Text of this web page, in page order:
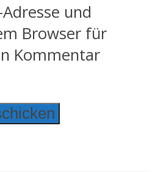
und
Browser für
Kommentar